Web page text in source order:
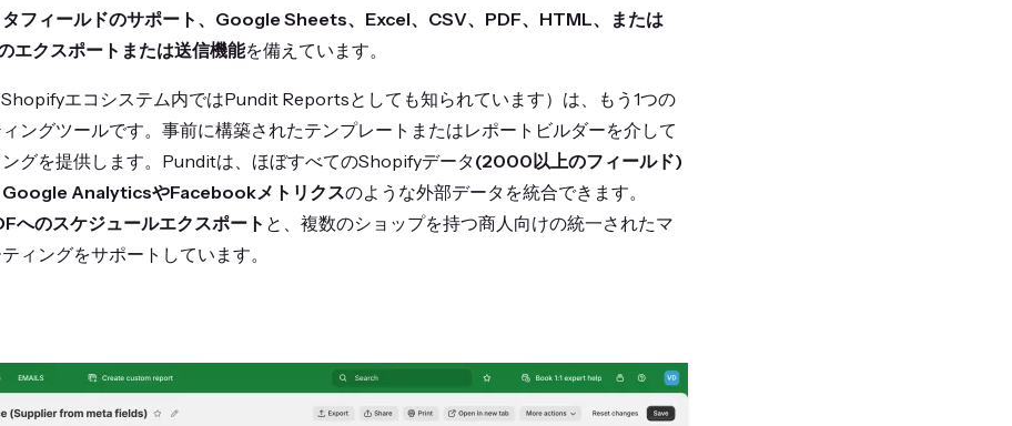
フィールドのサポート、Google Sheets、Excel、CSV、PDF、HTML、または
エクスポートまたは送信機能を備えています。
Shopifyエコシステム内ではPundit Reportsとしても知られています）は、もう1つの
ングツールです。事前に構築されたテンプレートまたはレポートビルダーを介して
グを提供します。Punditは、ほぼすべてのShopifyデータ(2000以上のフィールド)
Google AnalyticsやFacebookメトリクスのような外部データを統合できます。
へのスケジュールエクスポート と、複数のショップを持つ商人向けの統一されたマ
ィングをサポートしています。